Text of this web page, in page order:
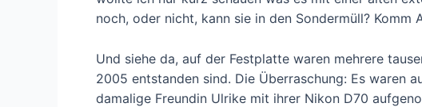
noch, oder nicht, kann sie in den Sondermüll? Komm
Und siehe da, auf der Festplatte waren mehrere
2005 entstanden sind. Die Überraschung: Es waren
damalige Freundin Ulrike mit ihrer Nikon D70